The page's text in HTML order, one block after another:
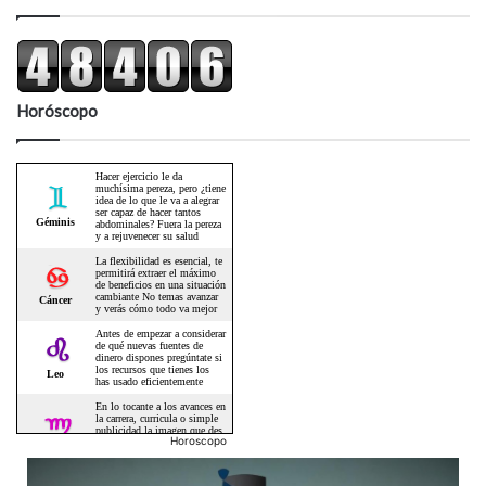
Horóscopo
Horoscopo